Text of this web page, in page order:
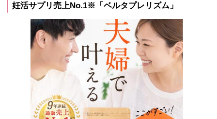
妊活サプリ売上No.1※「ベルタプレリズム」